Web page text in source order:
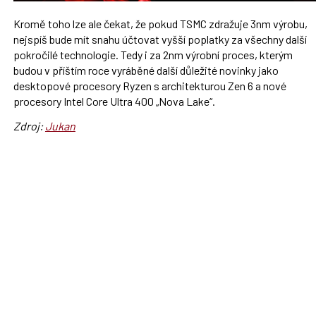
Kromě toho lze ale čekat, že pokud TSMC zdražuje 3nm výrobu,
nejspíš bude mít snahu účtovat vyšší poplatky za všechny další
pokročilé technologie. Tedy i za 2nm výrobní proces, kterým
budou v příštím roce vyráběné další důležité novinky jako
desktopové procesory Ryzen s architekturou Zen 6 a nové
procesory Intel Core Ultra 400 „Nova Lake“.
Zdroj:Jukan